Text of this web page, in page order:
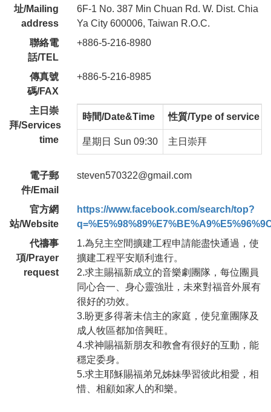
址/Mailing
address
6F-1 No. 387 Min Chuan Rd. W. Dist. Chia
Ya City 600006, Taiwan R.O.C.
聯絡電
話/TEL
+886-5-216-8980
傳真號
碼/FAX
+886-5-216-8985
主日崇
拜/Services
time
時間/Date&Time 性質/Type of service
星期日 Sun 09:30 主日崇拜
電子郵
件/Email
steven570322@gmail.com
官方網
站/Website
https://www.facebook.com/search/top?
代禱事
項/Prayer
request
1.為兒主空間擴建工程申請能盡快通過，使
擴建工程平安順利進行。
2.求主賜福新成立的音樂劇團隊，每位團員
同心合一、身心靈強壯，未來對福音外展有
很好的功效。
3.盼更多得著未信主的家庭，使兒童團隊及
成人牧區都加倍興旺。
4.求神賜福新朋友和教會有很好的互動，能
穩定委身。
5.求主耶穌賜福弟兄姊妹學習彼此相愛，相
惜、相顧如家人的和樂。